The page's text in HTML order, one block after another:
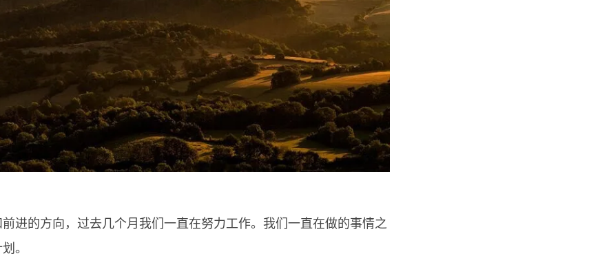
进的方向，过去几个月我们一直在努力工作。我们一直在做的事情之
。